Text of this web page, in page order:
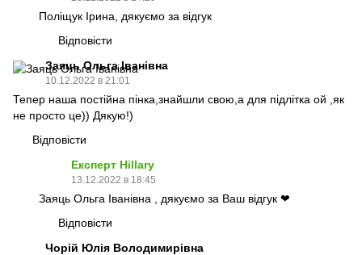
Поліщук Ірина, дякуємо за відгук
Відповісти
Заяць Ольга Іванівна
10.12.2022 в 21:01
Тепер наша постійна пінка,знайшли свою,а для підлітка ой ,як
не просто це)) Дякую!)
Відповісти
Експерт Hillary
13.12.2022 в 18:45
Заяць Ольга Іванівна , дякуємо за Ваш відгук ❤
Відповісти
Чорій Юлія Володимирівна